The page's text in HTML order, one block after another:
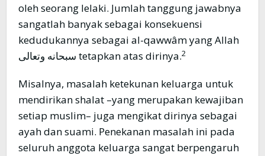
oleh seorang lelaki. Jumlah tanggung jawabnya
sangatlah banyak sebagai konsekuensi
kedudukannya sebagai al-qawwâm yang Allah
سبحانه وتعالى tetapkan atas dirinya.2
Misalnya, masalah ketekunan keluarga untuk
mendirikan shalat –yang merupakan kewajiban
setiap muslim– juga mengikat dirinya sebagai
ayah dan suami. Penekanan masalah ini pada
seluruh anggota keluarga sangat berpengaruh